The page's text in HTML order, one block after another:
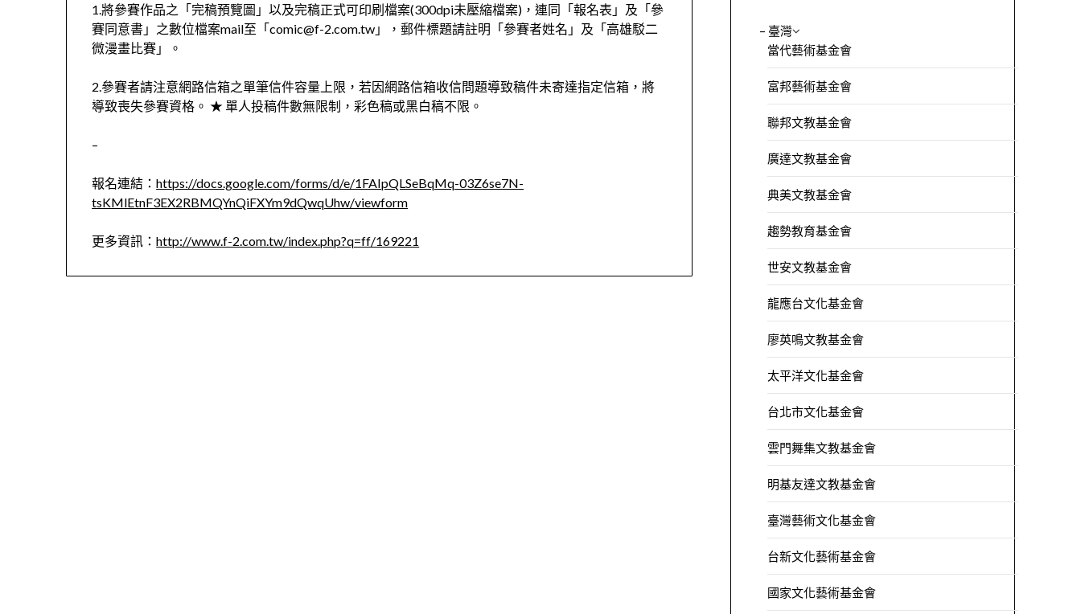
1.將參賽作品之「完稿預覽圖」以及完稿正式可印刷檔案(300dpi未壓縮檔案)，連同「報名表」及「參
賽同意書」之數位檔案mail至「comic@f-2.com.tw」，郵件標題請註明「參賽者姓名」及「高雄駁二
微漫畫比賽」。
2.參賽者請注意網路信箱之單筆信件容量上限，若因網路信箱收信問題導致稿件未寄達指定信箱，將
導致喪失參賽資格。 ★ 單人投稿件數無限制，彩色稿或黑白稿不限。
–
報名連結：https://docs.google.com/forms/d/e/1FAIpQLSeBqMq-03Z6se7N-
tsKMlEtnF3EX2RBMQYnQiFXYm9dQwqUhw/viewform
更多資訊：http://www.f-2.com.tw/index.php?q=ff/169221
– 臺灣
當代藝術基金會
富邦藝術基金會
聯邦文教基金會
廣達文教基金會
典美文教基金會
趨勢教育基金會
世安文教基金會
龍應台文化基金會
廖英鳴文教基金會
太平洋文化基金會
台北市文化基金會
雲門舞集文教基金會
明基友達文教基金會
臺灣藝術文化基金會
台新文化藝術基金會
國家文化藝術基金會